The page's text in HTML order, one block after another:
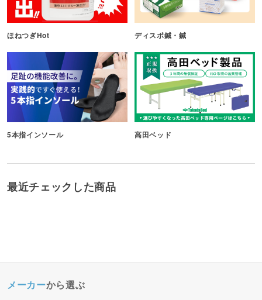
ほねつぎHot ディスポ鍼・鍼
5本指インソール 高田ベッド
最近チェックした商品
メーカーから選ぶ